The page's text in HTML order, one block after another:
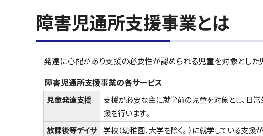
障害児通所支援事業とは
発達に心配があり支援の必要性が認められる児童を対象とした
障害児通所支援事業の各サービス
児童発達支援
支援が必要な主に就学前の児童を対象とし、日
援を行います。
放課後等デイサ 学校（幼稚園、大学を除く。）に就学している支